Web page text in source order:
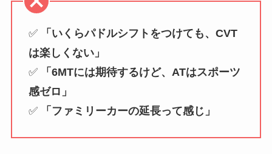
✅
「いくらパドルシフトをつけても、CVT
は楽しくない」
✅
「6MTには期待するけど、ATはスポーツ
感ゼロ」
✅
「ファミリーカーの延長って感じ」